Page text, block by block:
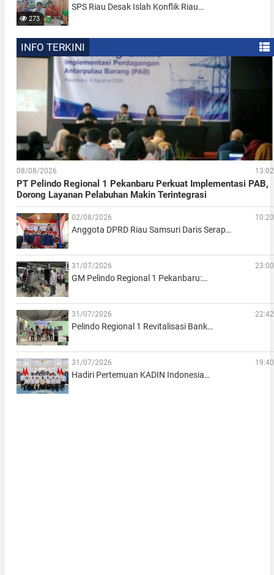
273
SPS Riau Desak Islah Konflik Riau…
INFO TERKINI
08/08/2026 13:02
PT Pelindo Regional 1 Pekanbaru Perkuat Implementasi PAB,
Dorong Layanan Pelabuhan Makin Terintegrasi
02/08/2026 10:20
Anggota DPRD Riau Samsuri Daris Serap…
31/07/2026 23:00
GM Pelindo Regional 1 Pekanbaru:…
31/07/2026 22:42
Pelindo Regional 1 Revitalisasi Bank…
31/07/2026 19:40
Hadiri Pertemuan KADIN Indonesia…